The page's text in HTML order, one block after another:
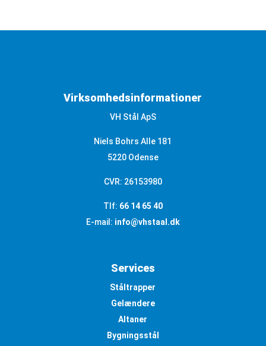
Virksomhedsinformationer
VH Stål ApS
Niels Bohrs Alle 181
5220 Odense
CVR: 26153980
Tlf: 66 14 65 40
E-mail: info@vhstaal.dk
Services
Ståltrapper
Gelændere
Altaner
Bygningsstål